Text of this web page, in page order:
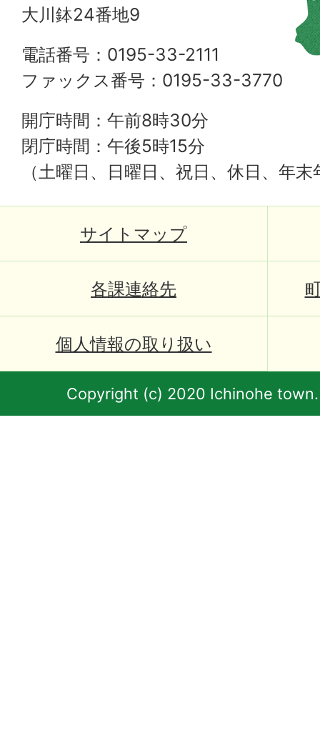
大川鉢24番地9
電話番号：0195-33-2111
ファックス番号：0195-33-3770
開庁時間：午前8時30分
閉庁時間：午後5時15分
（土曜日、日曜日、祝日、休日、年
サイトマップ
各課連絡先
個人情報の取り扱い
Copyright (c) 2020 Ichinohe